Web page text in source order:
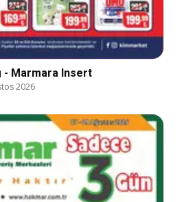
- Marmara Insert
2026